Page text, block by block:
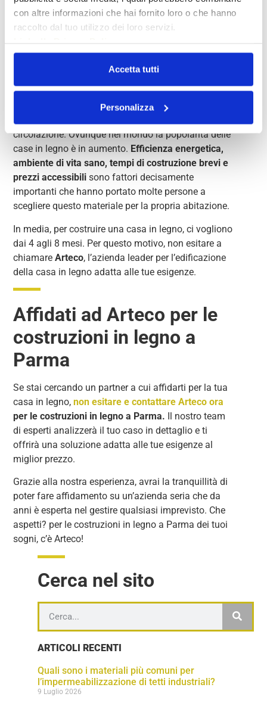
con altre informazioni che hai fornito loro o che hanno
raccolto dal tuo utilizzo dei loro servizi.
Accetta tutti
Personalizza
Una
calda,
resistente e ha carattere. Il legno è sostenibile ed è
uno dei materiali da costruzione più antichi in
circolazione. Ovunque nel mondo la popolarità delle
case in legno è in aumento. Efficienza energetica,
ambiente di vita sano, tempi di costruzione brevi e
prezzi accessibili sono fattori decisamente
importanti che hanno portato molte persone a
scegliere questo materiale per la propria abitazione.
In media, per costruire una casa in legno, ci vogliono
dai 4 agli 8 mesi. Per questo motivo, non esitare a
chiamareArteco, l’azienda leader per l’edificazione
della casa in legno adatta alle tue esigenze.
Affidati ad Arteco per le
costruzioni in legno a
Parma
Se stai cercando un partner a cui affidarti per la tua
casa in legno,non esitare e contattare Arteco ora
per le costruzioni in legno a Parma. Il nostro team
di esperti analizzerà il tuo caso in dettaglio e ti
offrirà una soluzione adatta alle tue esigenze al
miglior prezzo.
Grazie alla nostra esperienza, avrai la tranquillità di
poter fare affidamento su un’azienda seria che da
anni è esperta nel gestire qualsiasi imprevisto. Che
aspetti? per le costruzioni in legno a Parma dei tuoi
sogni, c’è Arteco!
Cerca nel sito
ARTICOLI RECENTI
Quali sono i materiali più comuni per
l’impermeabilizzazione di tetti industriali?
9 Luglio 2026